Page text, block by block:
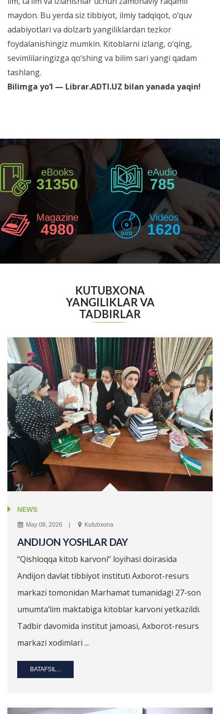
maydon. Bu yerda siz tibbiyot, ilmiy tadqiqot, o‘quv
adabiyotlari va dolzarb yangiliklardan tezkor
foydalanishingiz mumkin. Kitoblarni izlang, o‘qing,
sevimlilaringizga qo‘shing va bilim sari yangi qadam
tashlang.
Bilimga yo‘l — Librar.ADTI.UZ bilan yanada yaqin!
eBooks
31350
eAudio
785
Magazine
4980
Videos
1620
KUTUBXONA
YANGILIKLAR VA
TADBIRLAR
NEWS
May 08, 2026 Kutubxona
ANDIJON YOSHLAR DAY
“Qishloqqa kitob karvoni” loyihasi doirasida
Andijon davlat tibbiyot instituti Axborot-resurs
markazi tomonidan Marhamat tumanidagi 27-son
umumta’lim maktabiga kitoblar karvoni yetkazildi.
Tadbir davomida institut jamoasi, Axborot-resurs
markazi xodimlari ...
BATAFSIL...